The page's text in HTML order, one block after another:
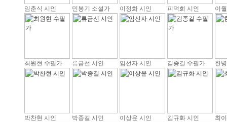
임춘식 시인 민봉기 소설가 이정화 시인 피덕희 시인 이
최원현 수필가 류금선 시인 임선자 시인 김종길 수필가 한
박찬현 시인 박종길 시인 이상윤 시인 김규화 시인 최